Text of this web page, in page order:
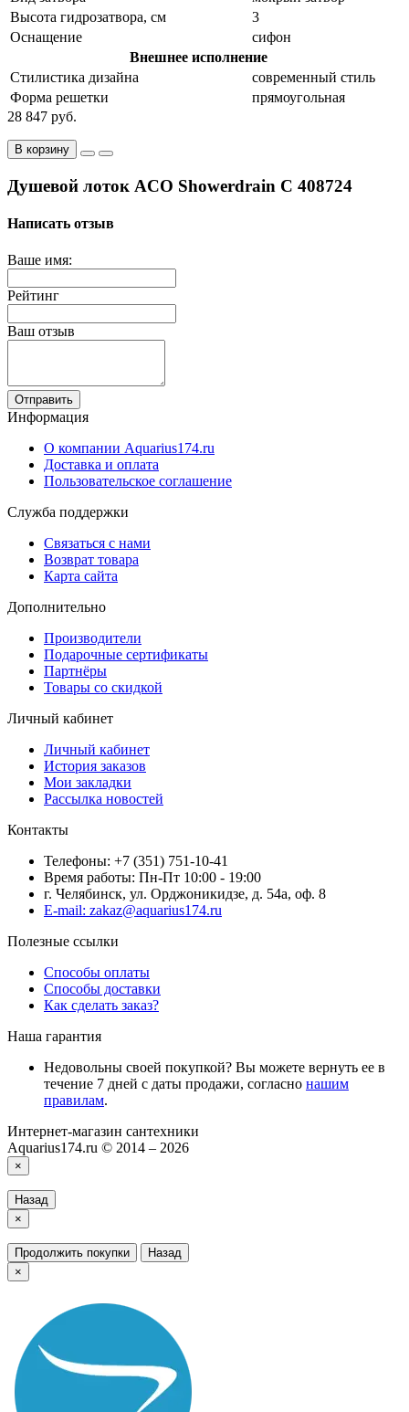
Высота гидрозатвора, см
3
Оснащение
сифон
Внешнее исполнение
Стилистика дизайна
современный стиль
Форма решетки
прямоугольная
28 847 руб.
В корзину
Душевой лоток ACO Showerdrain C 408724
Написать отзыв
Ваше имя:
Рейтинг
Ваш отзыв
Отправить
Информация
О компании Aquarius174.ru
Доставка и оплата
Пользовательское соглашение
Служба поддержки
Связаться с нами
Возврат товара
Карта сайта
Дополнительно
Производители
Подарочные сертификаты
Партнёры
Товары со скидкой
Личный кабинет
Личный кабинет
История заказов
Мои закладки
Рассылка новостей
Контакты
Телефоны: +7 (351) 751-10-41
Время работы: Пн-Пт 10:00 - 19:00
г. Челябинск, ул. Орджоникидзе, д. 54а, оф. 8
E-mail: zakaz@aquarius174.ru
Полезные ссылки
Способы оплаты
Способы доставки
Как сделать заказ?
Наша гарантия
Недовольны своей покупкой? Вы можете вернуть ее в
течение 7 дней с даты продажи, согласно нашим
правилам.
Интернет-магазин сантехники
Aquarius174.ru © 2014 – 2026
×
Назад
×
Продолжить покупки
Назад
×